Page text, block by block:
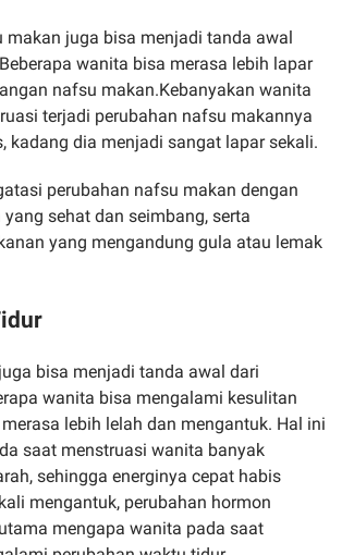
makan juga bisa menjadi tanda awal
wanita bisa merasa lebih lapar
nafsu makan.Kebanyakan wanita
terjadi perubahan nafsu makannya
kadang dia menjadi sangat lapar sekali.
perubahan nafsu makan dengan
sehat dan seimbang, serta
yang mengandung gula atau lemak
bisa menjadi tanda awal dari
wanita bisa mengalami kesulitan
lebih lelah dan mengantuk. Hal ini
saat menstruasi wanita banyak
sehingga energinya cepat habis
mengantuk, perubahan hormon
mengapa wanita pada saat